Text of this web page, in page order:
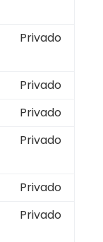
Privado
Privado
Privado
Privado
Privado
Privado